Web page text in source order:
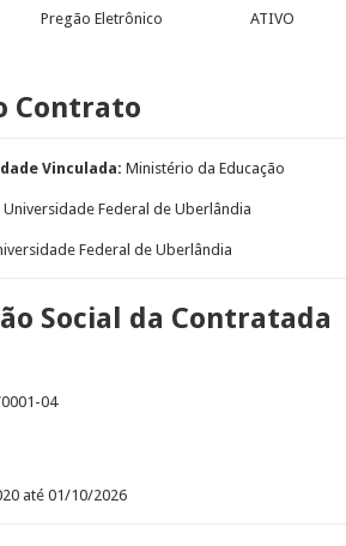
Pregão Eletrônico ATIVO
Contrato
Vinculada: Ministério da Educação
Universidade Federal de Uberlândia
Federal de Uberlândia
Social da Contratada
04
até 01/10/2026